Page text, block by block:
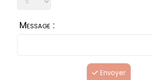
Message :
Envoyer